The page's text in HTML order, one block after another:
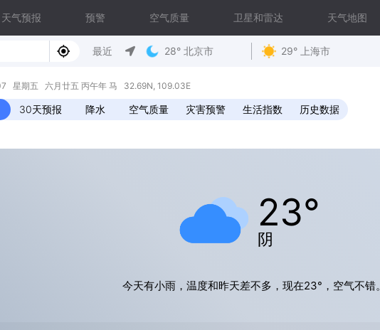
天气预报 预警 空气质量 卫星和雷达 天气地图
最近 28° 北京市 29° 上海市
星期五 六月廿五 丙午年 马 32.69N, 109.03E
30天预报 降水 空气质量 灾害预警 生活指数 历史数据
23°
阴
今天有小雨，温度和昨天差不多，现在23°，空气不错。